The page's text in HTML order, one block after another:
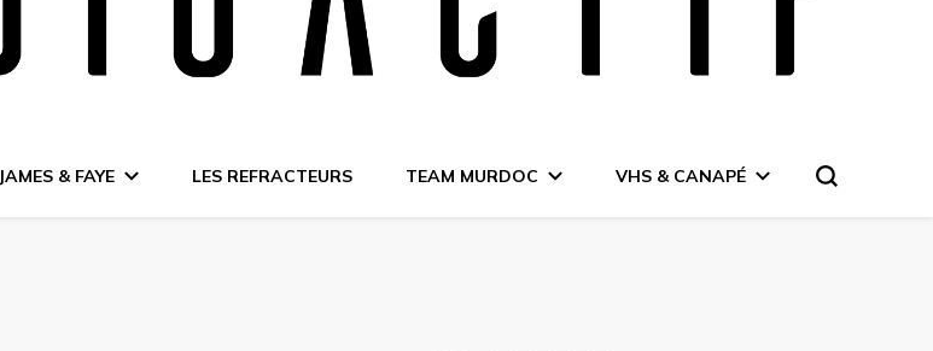
JAMES & FAYE LES REFRACTEURS TEAM MURDOC VHS & CANAPÉ